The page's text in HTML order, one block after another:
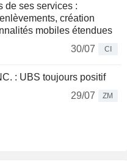
de ses services :
création
mobiles étendues
30/07
CI
: UBS toujours positif
29/07
ZM